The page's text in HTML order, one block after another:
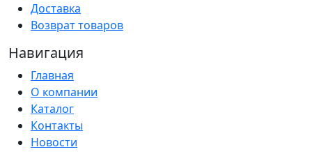
Доставка
Возврат товаров
Навигация
Главная
О компании
Каталог
Контакты
Новости